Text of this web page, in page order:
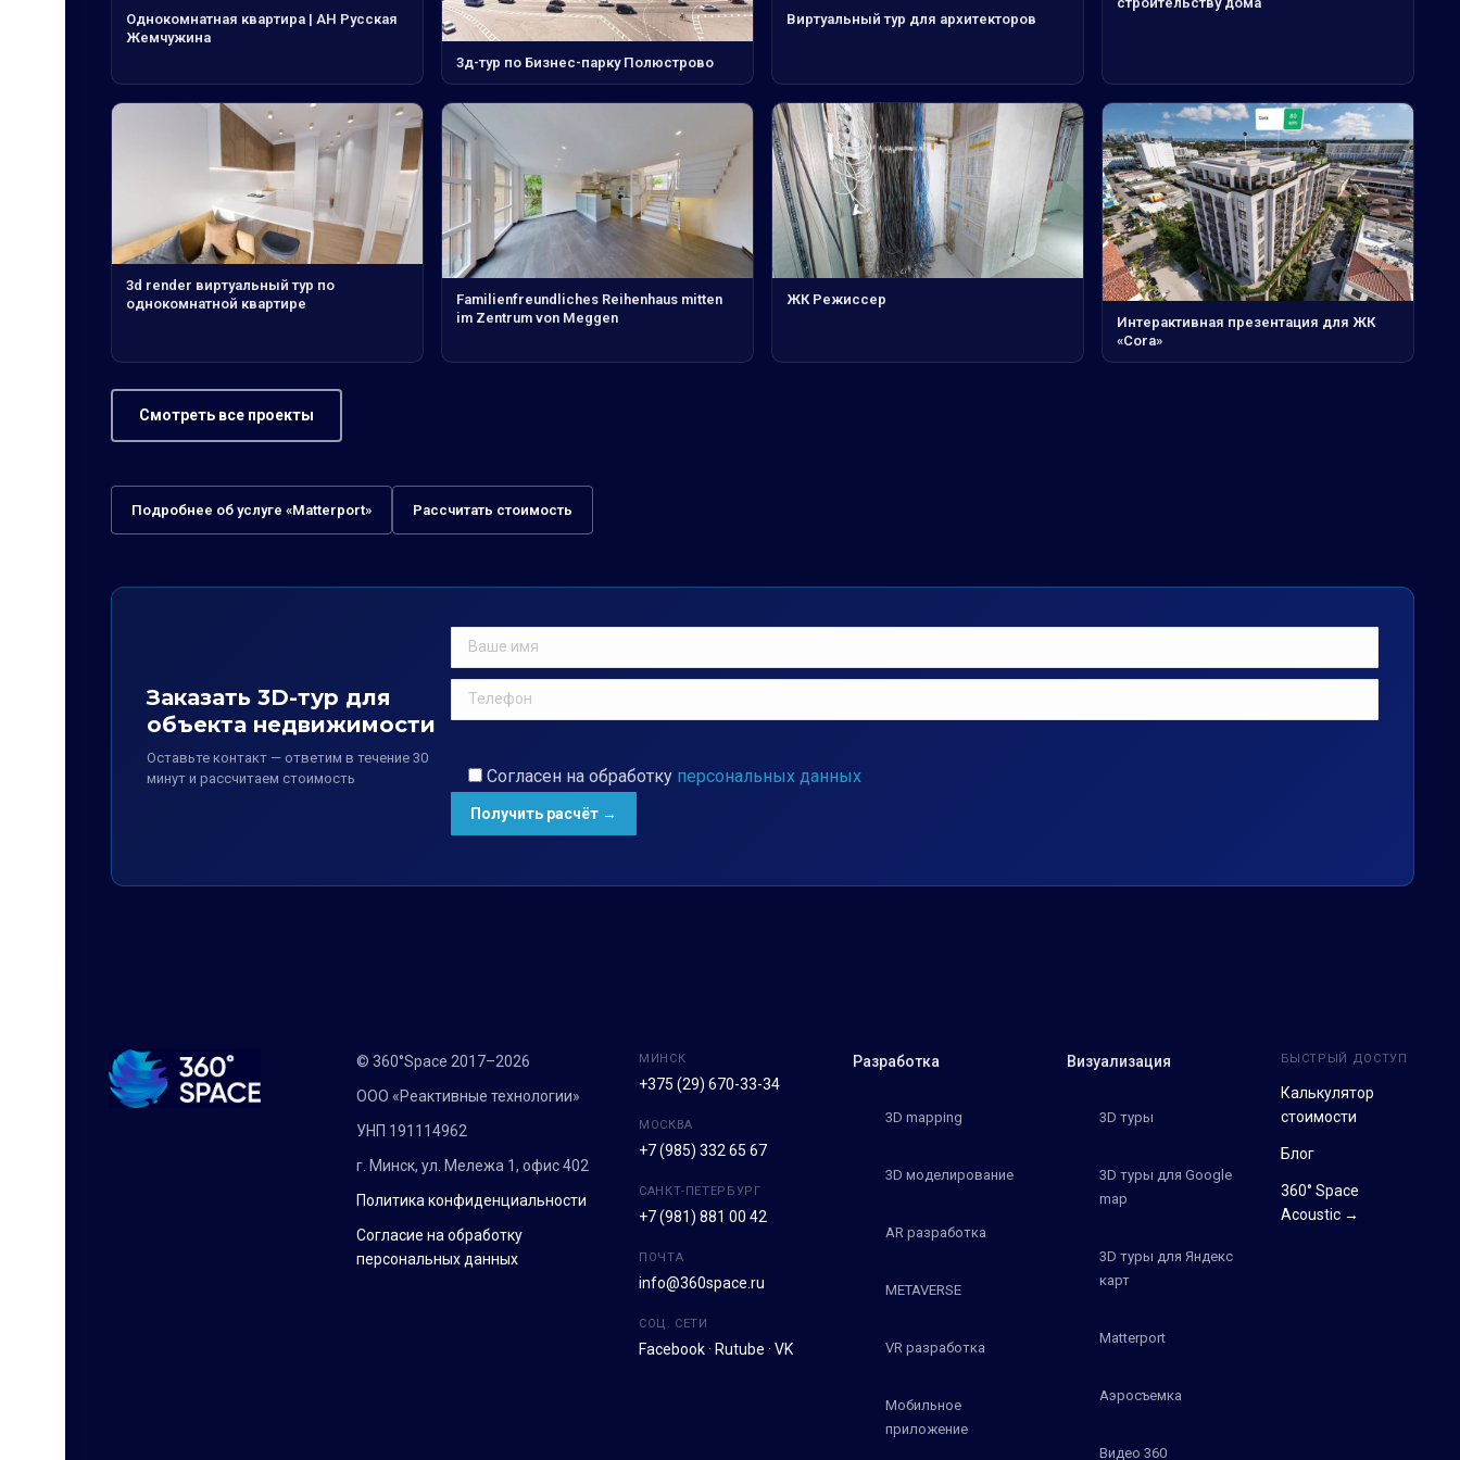
Однокомнатная квартира | АН Русская
Жемчужина
3д-тур по Бизнес-парку Полюстрово
Виртуальный тур для архитекторов
3d render виртуальный тур по
однокомнатной квартире
Familienfreundliches Reihenhaus mitten
im Zentrum von Meggen
ЖК Режиссер
Интерактивная презентация для ЖК
«Cora»
Смотреть все проекты
Подробнее об услуге «Matterport» Рассчитать стоимость
Заказать 3D-тур для
объекта недвижимости
Оставьте контакт — ответим в течение 30
минут и рассчитаем стоимость
Согласен на обработку персональных данных
© 360°Space 2017–2026
ООО «Реактивные технологии»
УНП 191114962
г. Минск, ул. Мележа 1, офис 402
Политика конфиденциальности
Согласие на обработку
персональных данных
МИНСК
+375 (29) 670-33-34
МОСКВА
+7 (985) 332 65 67
САНКТ-ПЕТЕРБУРГ
+7 (981) 881 00 42
ПОЧТА
info@360space.ru
СОЦ. СЕТИ
Facebook· Rutube · VK
Разработка
3D mapping
3D моделирование
AR разработка
METAVERSE
VR разработка
Мобильное
приложение
Визуализация
3D туры
3D туры для Google
map
3D туры для Яндекс
карт
Matterport
Аэросъемка
Видео 360
БЫСТРЫЙ ДОСТУП
Калькулятор
стоимости
Блог
360° Space
Acoustic →